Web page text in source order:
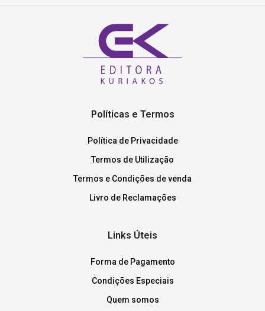
Políticas e Termos
Política de Privacidade
Termos de Utilização
Termos e Condições de venda
Livro de Reclamações
Links Úteis
Forma de Pagamento
Condições Especiais
Quem somos